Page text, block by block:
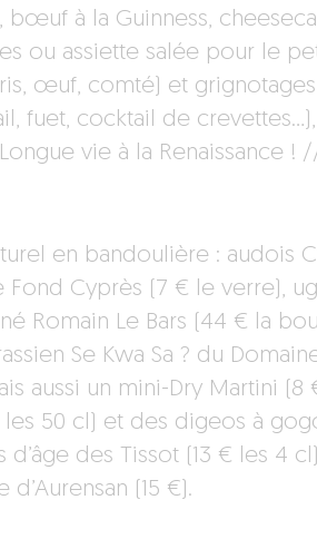
bœuf à la Guinness,
ou assiette salée pour le
œuf, comté) et
fuet, cocktail de
vie à la Renaissance !
en bandoulière : audois
Cyprès (7 € le verre),
Romain Le Bars (44 € la
Se Kwa Sa ? du
aussi un mini-Dry Martini (8
les 50 cl) et des digeos à
d’âge des Tissot (13 € les 4
(15 €).